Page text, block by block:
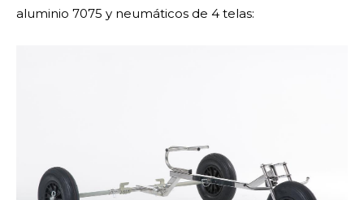
aluminio 7075 y neumáticos de 4 telas: